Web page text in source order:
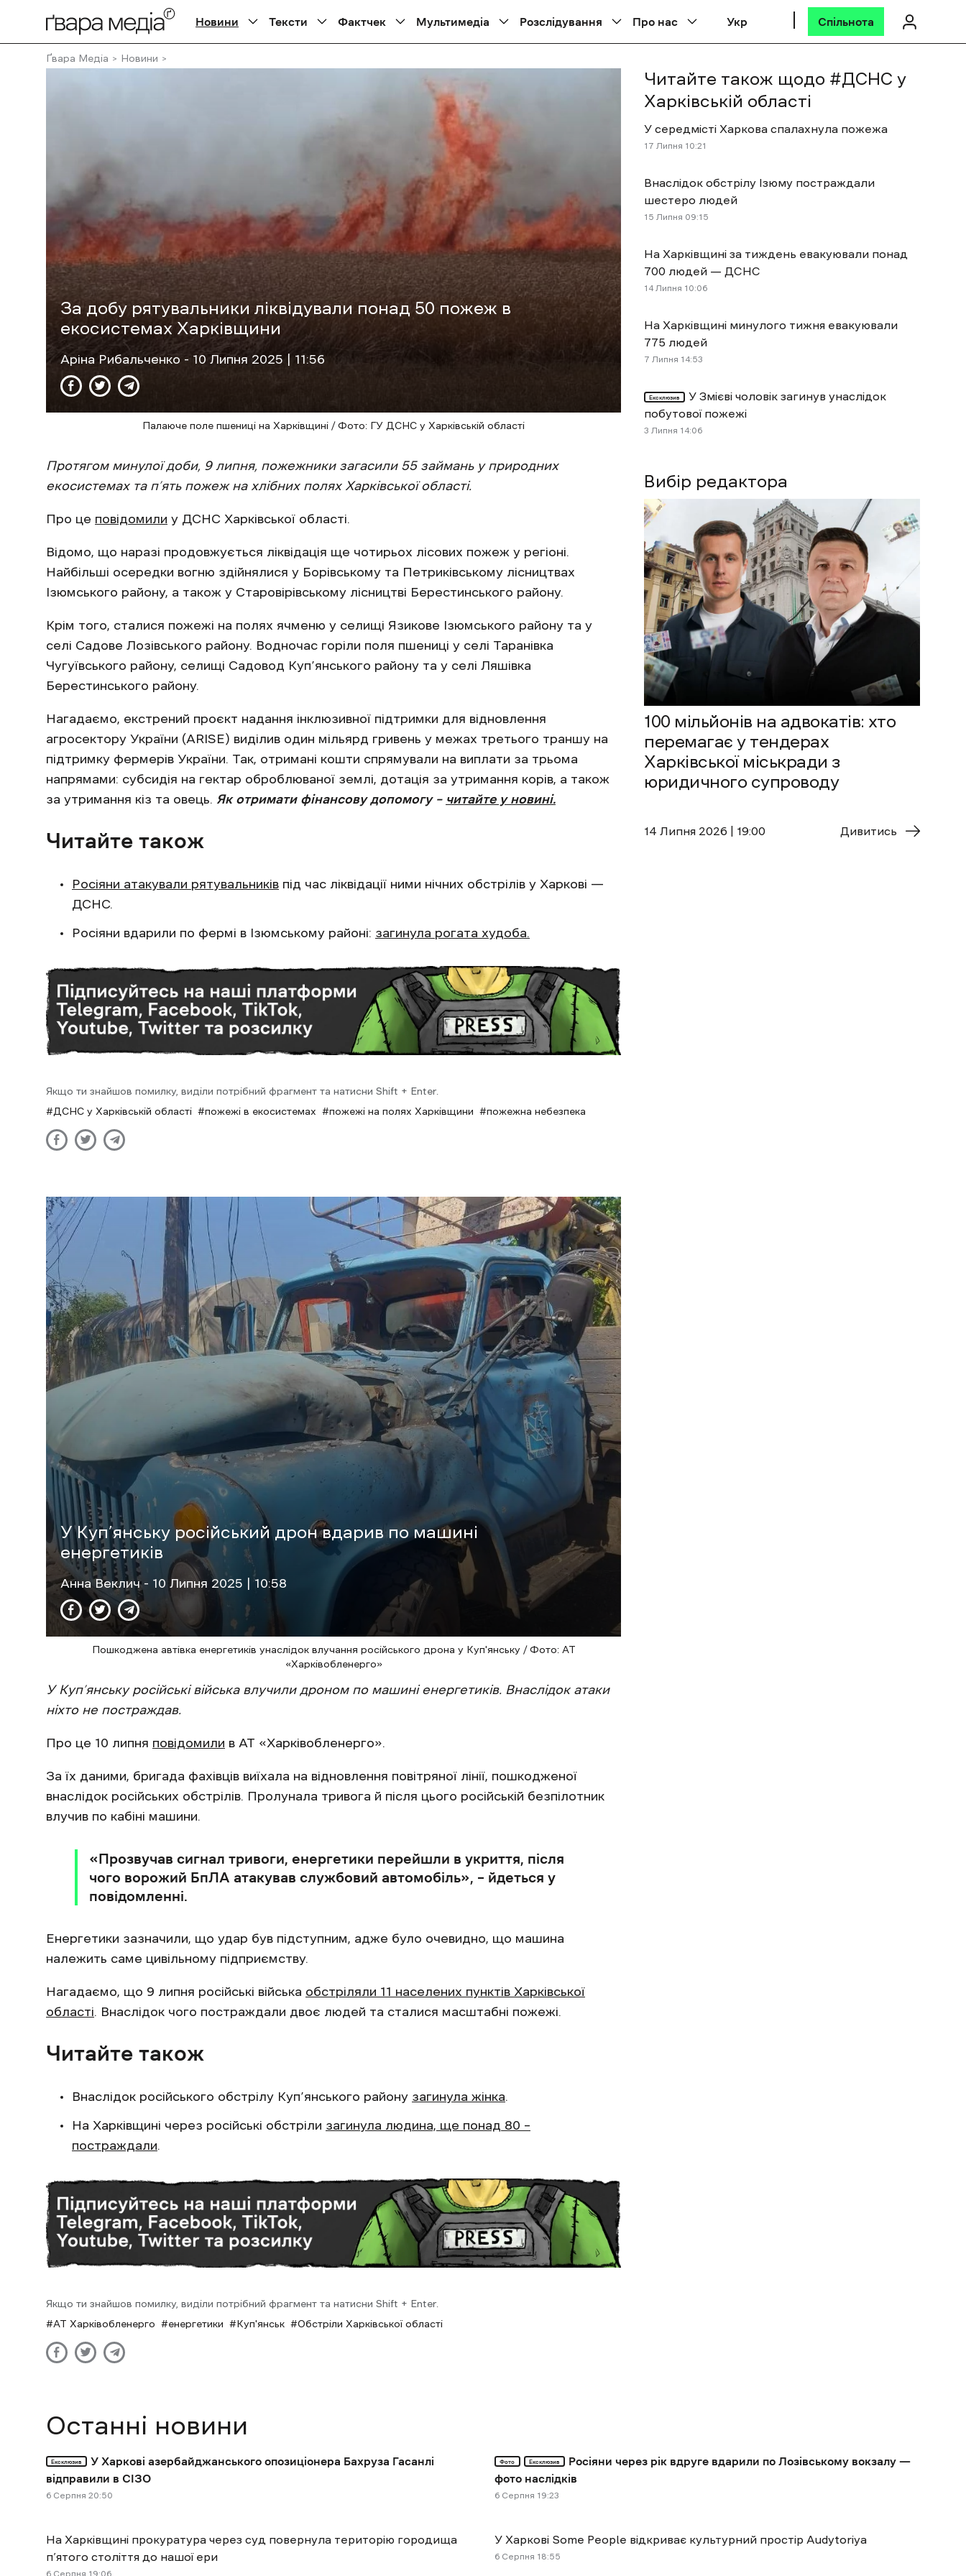
Новини Тексти Фактчек Мультимедіа Розслідування Про нас Укр Спільнота
Ґвара Медіа Новини
За добу рятувальники ліквідували понад 50 пожеж в
екосистемах Харківщини
Аріна Рибальченко - 10 Липня 2025 | 11:56
Палаюче поле пшениці на Харківщині / Фото: ГУ ДСНС у Харківській області
Протягом минулої доби, 9 липня, пожежники загасили 55 займань у природних
екосистемах та п’ять пожеж на хлібних полях Харківської області.
Про це повідомили у ДСНС Харківської області.
Відомо, що наразі продовжується ліквідація ще чотирьох лісових пожеж у регіоні.
Найбільші осередки вогню здійнялися у Борівському та Петриківському лісництвах
Ізюмського району, а також у Старовірівському лісництві Берестинського району.
Крім того, сталися пожежі на полях ячменю у селищі Язикове Ізюмського району та у
селі Садове Лозівського району. Водночас горіли поля пшениці у селі Таранівка
Чугуївського району, селищі Садовод Куп’янського району та у селі Ляшівка
Берестинського району.
Нагадаємо, екстрений проєкт надання інклюзивної підтримки для відновлення
агросектору України (ARISE) виділив один мільярд гривень у межах третього траншу на
підтримку фермерів України. Так, отримані кошти спрямували на виплати за трьома
напрямами: субсидія на гектар оброблюваної землі, дотація за утримання корів, а також
за утримання кіз та овець. Як отримати фінансову допомогу – читайте у новині.
Читайте також
Росіяни атакували рятувальників під час ліквідації ними нічних обстрілів у Харкові —
ДСНС.
Росіяни вдарили по фермі в Ізюмському районі: загинула рогата худоба.
Якщо ти знайшов помилку, виділи потрібний фрагмент та натисни Shift + Enter.
ДСНС у Харківській області
пожежі в екосистемах пожежі на полях Харківщини пожежна небезпека
У Куп’янську російський дрон вдарив по машині
енергетиків
Анна Веклич- 10 Липня 2025 | 10:58
Пошкоджена автівка енергетиків унаслідок влучання російського дрона у Куп'янську / Фото: АТ
«Харківобленерго»
У Куп’янську російські війська влучили дроном по машині енергетиків. Внаслідок атаки
ніхто не постраждав.
Про це 10 липня повідомили в АТ «Харківобленерго».
За їх даними, бригада фахівців виїхала на відновлення повітряної лінії, пошкодженої
внаслідок російських обстрілів. Пролунала тривога й після цього російській безпілотник
влучив по кабіні машини.
«Прозвучав сигнал тривоги, енергетики перейшли в укриття, після
чого ворожий БпЛА атакував службовий автомобіль», – йдеться у
повідомленні.
Енергетики зазначили, що удар був підступним, адже було очевидно, що машина
належить саме цивільному підприємству.
Нагадаємо, що 9 липня російські війська обстріляли 11 населених пунктів Харківської
області. Внаслідок чого постраждали двоє людей та сталися масштабні пожежі.
Читайте також
Внаслідок російського обстрілу Куп’янського району загинула жінка.
На Харківщині через російські обстріли загинула людина, ще понад 80 –
постраждали.
Якщо ти знайшов помилку, виділи потрібний фрагмент та натисни Shift + Enter.
АТ Харківобленерго
енергетики Куп'янськ Обстріли Харківської області
Вибір редактора
100 мільйонів на адвокатів: хто
перемагає у тендерах
Харківської міськради з
юридичного супроводу
14 Липня 2026 | 19:00 Дивитись
Читайте також щодо #ДСНС у
Харківській області
У середмісті Харкова спалахнула пожежа
17 Липня 10:21
Внаслідок обстрілу Ізюму постраждали
шестеро людей
15 Липня 09:15
На Харківщині за тиждень евакуювали понад
700 людей — ДСНС
14 Липня 10:06
На Харківщині минулого тижня евакуювали
775 людей
7 Липня 14:53
Ексклюзив
У Змієві чоловік загинув унаслідок
побутової пожежі
3 Липня 14:06
Останні новини
Ексклюзив
У Харкові азербайджанського опозиціонера Бахруза Гасанлі
відправили в СІЗО
6 Cерпня 20:50
Фото Ексклюзив
Росіяни через рік вдруге вдарили по Лозівському вокзалу —
фото наслідків
6 Cерпня 19:23
На Харківщині прокуратура через суд повернула територію городища
п’ятого століття до нашої ери
6 Cерпня 19:06
У Харкові Some People відкриває культурний простір Audytoriya
6 Cерпня 18:55